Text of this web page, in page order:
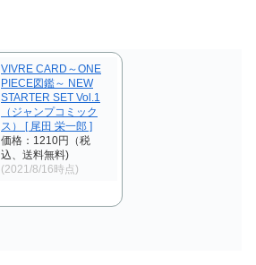
VIVRE CARD～ONE
PIECE図鑑～ NEW
STARTER SET Vol.1
（ジャンプコミック
ス） [ 尾田 栄一郎 ]
価格：1210円（税
込、送料無料)
(2021/8/16時点)